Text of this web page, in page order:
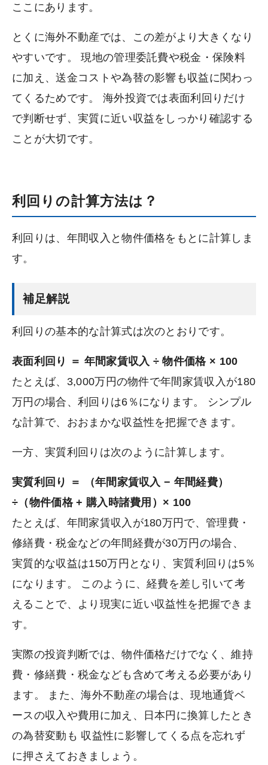
ここにあります。
とくに海外不動産では、この差がより大きくなり
やすいです。 現地の管理委託費や税金・保険料
に加え、送金コストや為替の影響も収益に関わっ
てくるためです。 海外投資では表面利回りだけ
で判断せず、実質に近い収益をしっかり確認する
ことが大切です。
利回りの計算方法は？
利回りは、年間収入と物件価格をもとに計算しま
す。
補足解説
利回りの基本的な計算式は次のとおりです。
表面利回り ＝ 年間家賃収入 ÷ 物件価格 × 100
たとえば、3,000万円の物件で年間家賃収入が180
万円の場合、利回りは6％になります。 シンプル
な計算で、おおまかな収益性を把握できます。
一方、実質利回りは次のように計算します。
実質利回り ＝ （年間家賃収入 − 年間経費）
÷（物件価格 + 購入時諸費用）× 100
たとえば、年間家賃収入が180万円で、管理費・
修繕費・税金などの年間経費が30万円の場合、
実質的な収益は150万円となり、実質利回りは5％
になります。 このように、経費を差し引いて考
えることで、より現実に近い収益性を把握できま
す。
実際の投資判断では、物件価格だけでなく、維持
費・修繕費・税金なども含めて考える必要があり
ます。 また、海外不動産の場合は、現地通貨ベ
ースの収入や費用に加え、日本円に換算したとき
の為替変動も 収益性に影響してくる点を忘れず
に押さえておきましょう。